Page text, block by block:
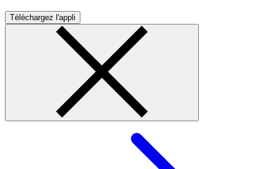
Téléchargez l'appli